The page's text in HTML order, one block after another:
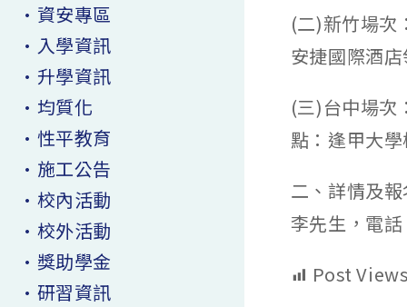
(二)新竹場次
安捷國際酒
(三)台中場次
點：逢甲大
二、詳情及
李先生，電
Post
•資安專區
•入學資訊
•升學資訊
•均質化
•性平教育
•施工公告
•校內活動
•校外活動
•獎助學金
•研習資訊